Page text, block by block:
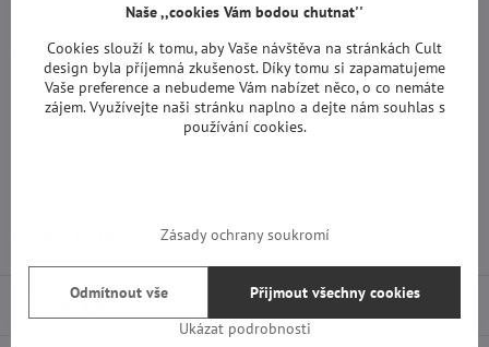
příplatek.
U postele KEVIN můžete vybírat z rozměrů pro matrace: 140 x 190,
140 x 200, 160 x 190, 160 x 200, 180 x 190, 180 x 200.
Více z kategorie Nábytek Postele
Diskuse
Naše ,,cookies Vám bodou chutnat''
Cookies slouží k tomu, aby Vaše návštěva na stránkách Cult
design byla příjemná zkušenost. Díky tomu si zapamatujeme
Vaše preference a nebudeme Vám nabízet něco, o co nemáte
zájem. Využívejte naši stránku naplno a dejte nám souhlas s
používání cookies.
Zásady ochrany soukromí
Ukázat podrobnosti
Přijmout všechny cookies
Odmítnout vše